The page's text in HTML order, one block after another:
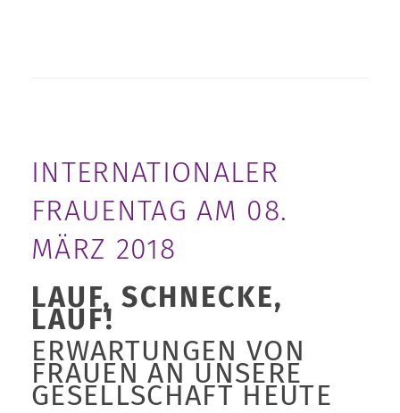
INTERNATIONALER
FRAUENTAG AM 08.
MÄRZ 2018
LAUF, SCHNECKE,
LAUF!
ERWARTUNGEN VON
FRAUEN AN UNSERE
GESELLSCHAFT HEUTE